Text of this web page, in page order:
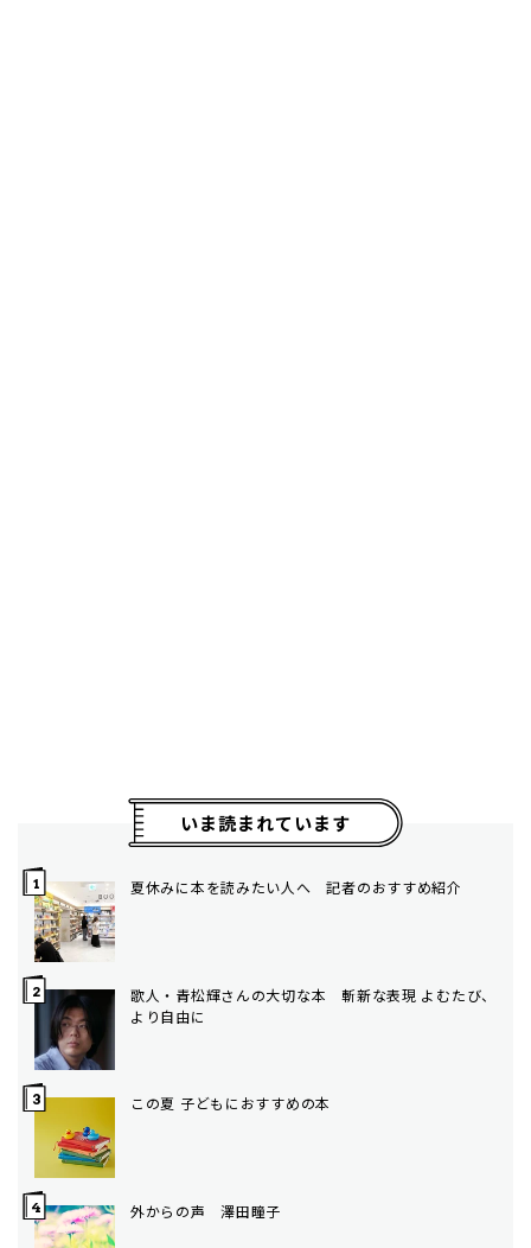
いま読まれています
夏休みに本を読みたい人へ 記者のおすすめ紹介
歌人・青松輝さんの大切な本 斬新な表現 よむたび、
より自由に
この夏 子どもにおすすめの本
外からの声 澤田瞳子